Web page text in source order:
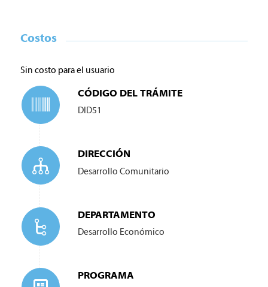
Costos
Sin costo para el usuario
CÓDIGO DEL TRÁMITE
DID51
DIRECCIÓN
Desarrollo Comunitario
DEPARTAMENTO
Desarrollo Económico
PROGRAMA